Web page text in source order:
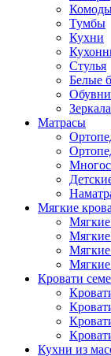
Тумбы
Кухни
Стулья
Белые
Зеркала
Матрасы
Мягкие
Мягкие
Мягкие
Мягкие
Мягкие
Кровати
Кухни из